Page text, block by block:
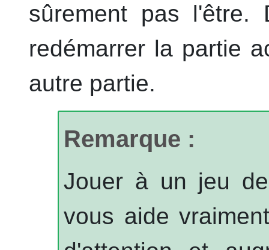
sûrement pas l'être.
redémarrer la partie
autre partie.
Remarque :
Jouer à un jeu
vous aide